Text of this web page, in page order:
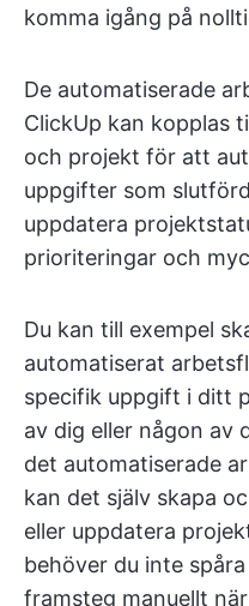
komma igång på
De automatiserade
ClickUp kan kopplas
och projekt för att
uppgifter som
uppdatera
prioriteringar och
Du kan till exempel
automatiserat
specifik uppgift i ditt
av dig eller någon av
det automatiserade
kan det själv skapa
eller uppdatera
behöver du inte
framsteg manuellt